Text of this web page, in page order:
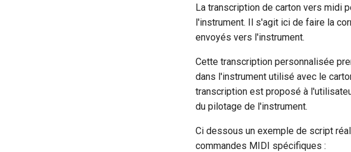
La transcription de carton vers midi
l'instrument. Il s'agit ici de faire la
envoyés vers l'instrument.
Cette transcription personnalisée
dans l'instrument utilisé avec le
transcription est proposé à
du pilotage de l'instrument.
Ci dessous un exemple de script
commandes MIDI spécifiques :